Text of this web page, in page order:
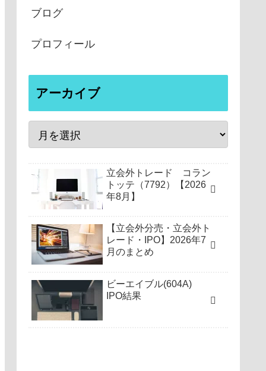
ブログ
プロフィール
アーカイブ
立会外トレード コラン
トッテ（7792）【2026
年8月】
【立会外分売・立会外ト
レード・IPO】2026年7
月のまとめ
ビーエイブル(604A)
IPO結果